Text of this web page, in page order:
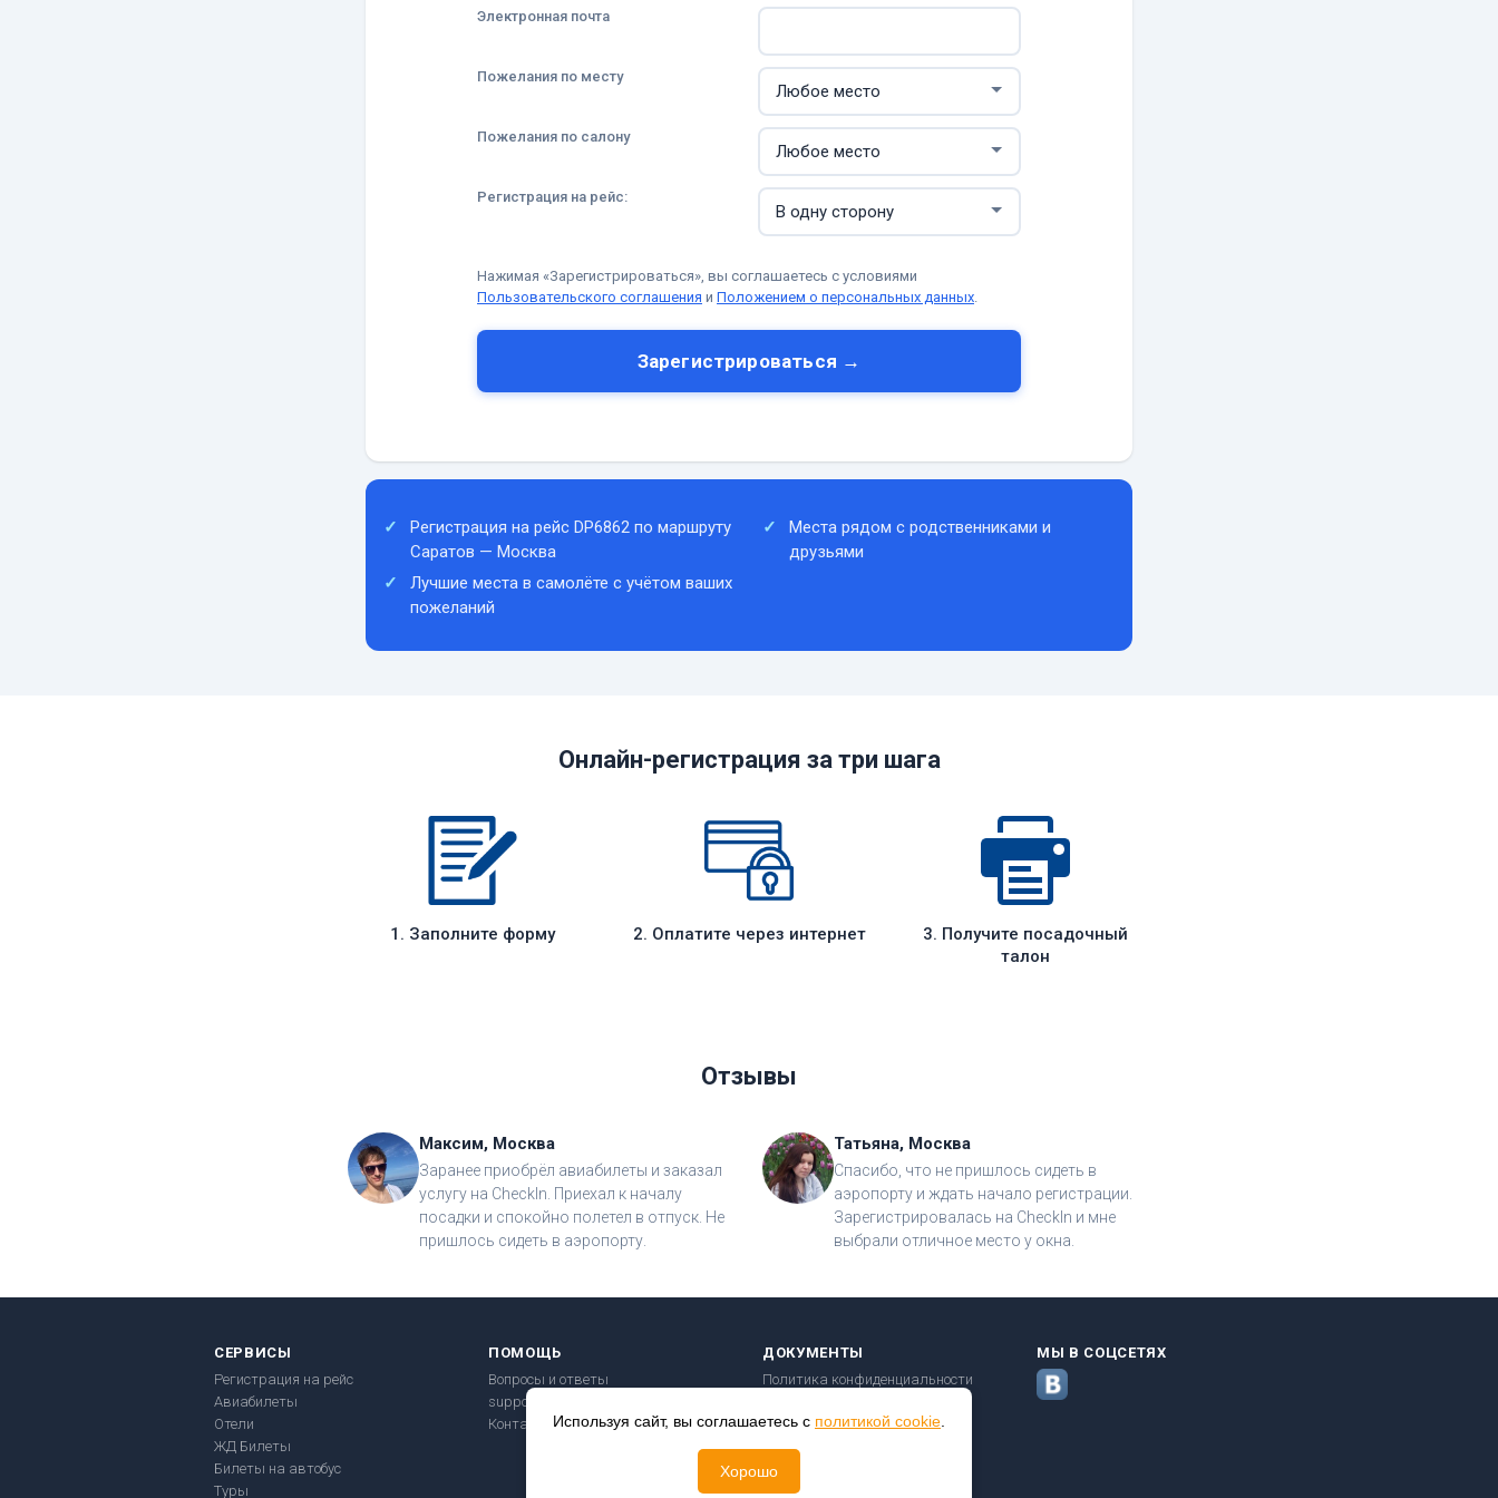
Электронная почта
Пожелания по месту
Пожелания по салону
Регистрация на рейс:
Нажимая «Зарегистрироваться», вы соглашаетесь с условиями
Пользовательского соглашения и Положением о персональных данных.
Зарегистрироваться →
Регистрация на рейс DP6862 по маршруту
Саратов — Москва
Места рядом с родственниками и
друзьями
Лучшие места в самолёте с учётом ваших
пожеланий
Онлайн-регистрация за три шага
1. Заполните форму 2. Оплатите через интернет
3. Получите посадочный
талон
Отзывы
Максим, Москва
Заранее приобрёл авиабилеты и заказал
услугу на CheckIn. Приехал к началу
посадки и спокойно полетел в отпуск. Не
пришлось сидеть в аэропорту.
Татьяна, Москва
Спасибо, что не пришлось сидеть в
аэропорту и ждать начало регистрации.
Зарегистрировалась на CheckIn и мне
выбрали отличное место у окна.
СЕРВИСЫ
Регистрация на рейс
Авиабилеты
Отели
ЖД Билеты
Билеты на автобус
Туры
ПОМОЩЬ
Вопросы и ответы
support@checkin24.ru
Контакты
ДОКУМЕНТЫ
Политика конфиденциальности
Правила перевозки
Безопасность платежей
МЫ В СОЦСЕТЯХ
Используя сайт, вы соглашаетесь с политикой cookie
Хорошо